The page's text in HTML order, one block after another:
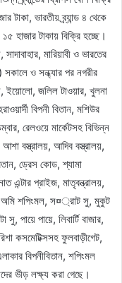
টাকা, ভারতীয় ব্র্যান্ড ৪ থেকে
হাজার টাকায় বিক্রি হচ্ছে।
মারিয়াবী ও ভারতের
ও সন্ধ্যার পর নগরীর
ইয়োলো, জলিল টাওয়ার, খুলনা
বিপনী বিতান, মশিউর
রেলওয়ে মার্কেটসহ বিভিন্ন
আশা বস্ত্রালয়, আদিব বস্ত্রালয়,
ড্রেস কোড, শ্যামা
এন্টার প্রাইজ, মাতৃবন্ত্রালয়,
অমি শপিংমল, স¤্রাট সু, মুকুট
পায়ে, লিবার্টি বাজার,
কসমেটিক্সসহ ফুলবাড়ীগেট,
বিপনীবিতান, শপিংমল
ভীড় লক্ষ্য করা গেছে।